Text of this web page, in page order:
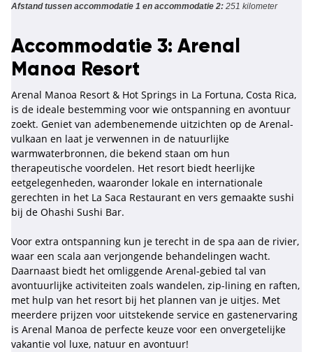
Afstand tussen accommodatie 1 en accommodatie 2: 251 kilometer
Accommodatie 3: Arenal
Manoa Resort
Arenal Manoa Resort & Hot Springs in La Fortuna, Costa Rica,
is de ideale bestemming voor wie ontspanning en avontuur
zoekt. Geniet van adembenemende uitzichten op de Arenal-
vulkaan en laat je verwennen in de natuurlijke
warmwaterbronnen, die bekend staan om hun
therapeutische voordelen. Het resort biedt heerlijke
eetgelegenheden, waaronder lokale en internationale
gerechten in het La Saca Restaurant en vers gemaakte sushi
bij de Ohashi Sushi Bar.
Voor extra ontspanning kun je terecht in de spa aan de rivier,
waar een scala aan verjongende behandelingen wacht.
Daarnaast biedt het omliggende Arenal-gebied tal van
avontuurlijke activiteiten zoals wandelen, zip-lining en raften,
met hulp van het resort bij het plannen van je uitjes. Met
meerdere prijzen voor uitstekende service en gastenervaring
is Arenal Manoa de perfecte keuze voor een onvergetelijke
vakantie vol luxe, natuur en avontuur!